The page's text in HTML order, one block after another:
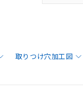
取りつけ穴加工図